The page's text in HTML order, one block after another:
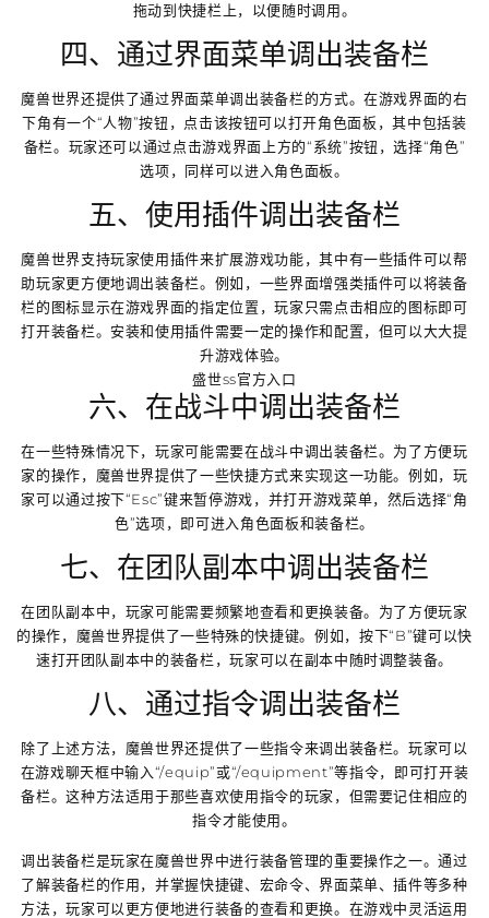
拖动到快捷栏上，以便随时调用。
四、通过界面菜单调出装备栏
魔兽世界还提供了通过界面菜单调出装备栏的方式。在游戏界面的右
下角有一个“人物”按钮，点击该按钮可以打开角色面板，其中包括装
备栏。玩家还可以通过点击游戏界面上方的“系统”按钮，选择“角色”
选项，同样可以进入角色面板。
五、使用插件调出装备栏
魔兽世界支持玩家使用插件来扩展游戏功能，其中有一些插件可以帮
助玩家更方便地调出装备栏。例如，一些界面增强类插件可以将装备
栏的图标显示在游戏界面的指定位置，玩家只需点击相应的图标即可
打开装备栏。安装和使用插件需要一定的操作和配置，但可以大大提
升游戏体验。
盛世ss官方入口
六、在战斗中调出装备栏
在一些特殊情况下，玩家可能需要在战斗中调出装备栏。为了方便玩
家的操作，魔兽世界提供了一些快捷方式来实现这一功能。例如，玩
家可以通过按下“Esc”键来暂停游戏，并打开游戏菜单，然后选择“角
色”选项，即可进入角色面板和装备栏。
七、在团队副本中调出装备栏
在团队副本中，玩家可能需要频繁地查看和更换装备。为了方便玩家
的操作，魔兽世界提供了一些特殊的快捷键。例如，按下“B”键可以快
速打开团队副本中的装备栏，玩家可以在副本中随时调整装备。
八、通过指令调出装备栏
除了上述方法，魔兽世界还提供了一些指令来调出装备栏。玩家可以
在游戏聊天框中输入“/equip”或“/equipment”等指令，即可打开装
备栏。这种方法适用于那些喜欢使用指令的玩家，但需要记住相应的
指令才能使用。
调出装备栏是玩家在魔兽世界中进行装备管理的重要操作之一。通过
了解装备栏的作用，并掌握快捷键、宏命令、界面菜单、插件等多种
方法，玩家可以更方便地进行装备的查看和更换。在游戏中灵活运用